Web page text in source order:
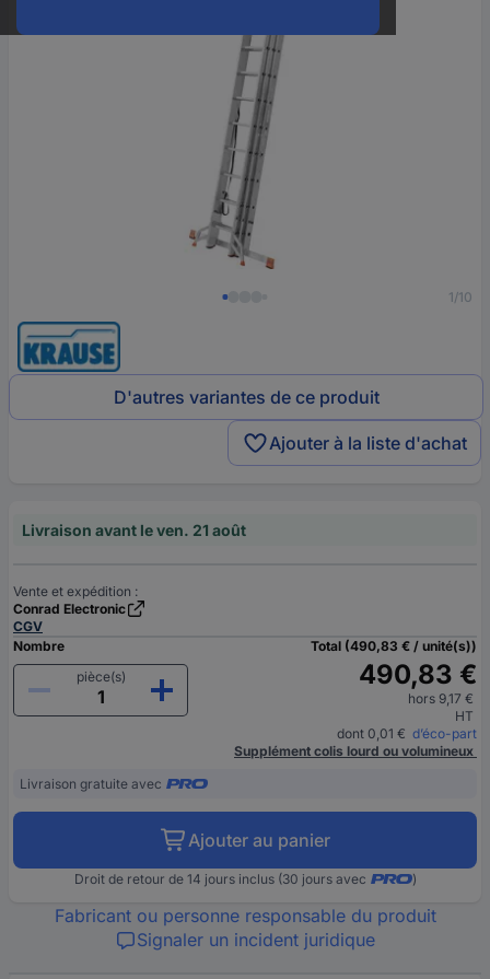
1/10
D'autres variantes de ce produit
Ajouter à la liste d'achat
Livraison avant le ven. 21 août
Vente et expédition :
Conrad Electronic
CGV
Nombre
pièce(s)
Total (490,83 € / unité(s))
490,83 €
hors 9,17 €
HT
dont 0,01 € d’éco-part
Supplément colis lourd ou volumineux
Livraison gratuite avec
Ajouter au panier
Droit de retour de 14 jours inclus (30 jours avec )
Fabricant ou personne responsable du produit
Signaler un incident juridique